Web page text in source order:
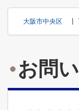
大阪市中央区
お問